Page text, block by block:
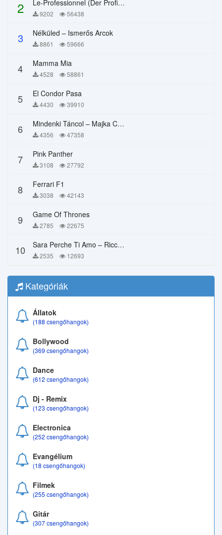
2 Le-Professionnel (Der Profi) – Chi Mai
9202 56438
3 Nélküled – Ismerős Arcok
8861 59666
4 Mamma Mia
4528 58861
5 El Condor Pasa
4430 39910
6 Mindenki Táncol – Majka Curtis, Péter Majoros
4356 47358
7 Pink Panther
3108 27792
8 Ferrari F1
3038 42143
9 Game Of Thrones
2785 22675
10 Sara Perche Ti Amo – Ricchi E Poveri
2535 12693
Kategóriák
Állatok
(188 csengőhangok)
Bollywood
(369 csengőhangok)
Dance
(612 csengőhangok)
Dj - Remix
(123 csengőhangok)
Electronica
(252 csengőhangok)
Evangélium
(18 csengőhangok)
Filmek
(255 csengőhangok)
Gitár
(307 csengőhangok)